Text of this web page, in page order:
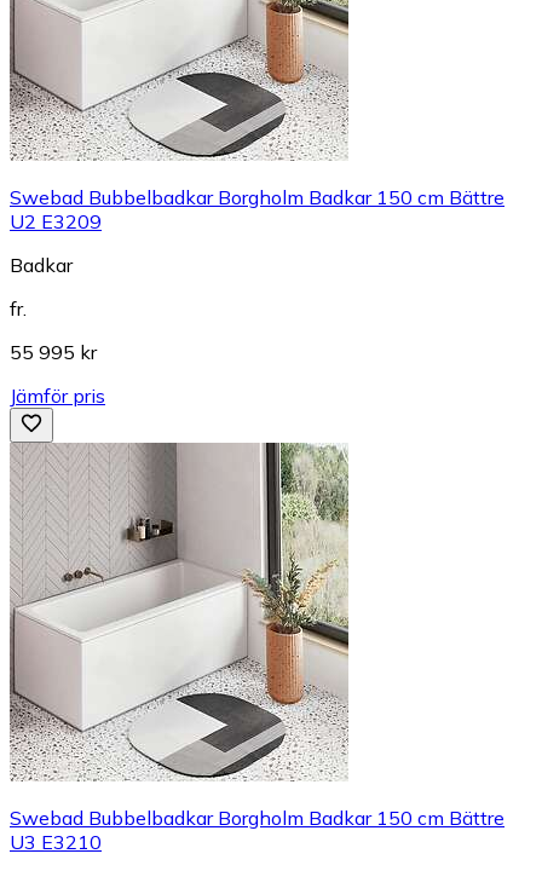
Swebad Bubbelbadkar Borgholm Badkar 150 cm Bättre
U2 E3209
Badkar
fr.
55 995 kr
Jämför pris
Swebad Bubbelbadkar Borgholm Badkar 150 cm Bättre
U3 E3210